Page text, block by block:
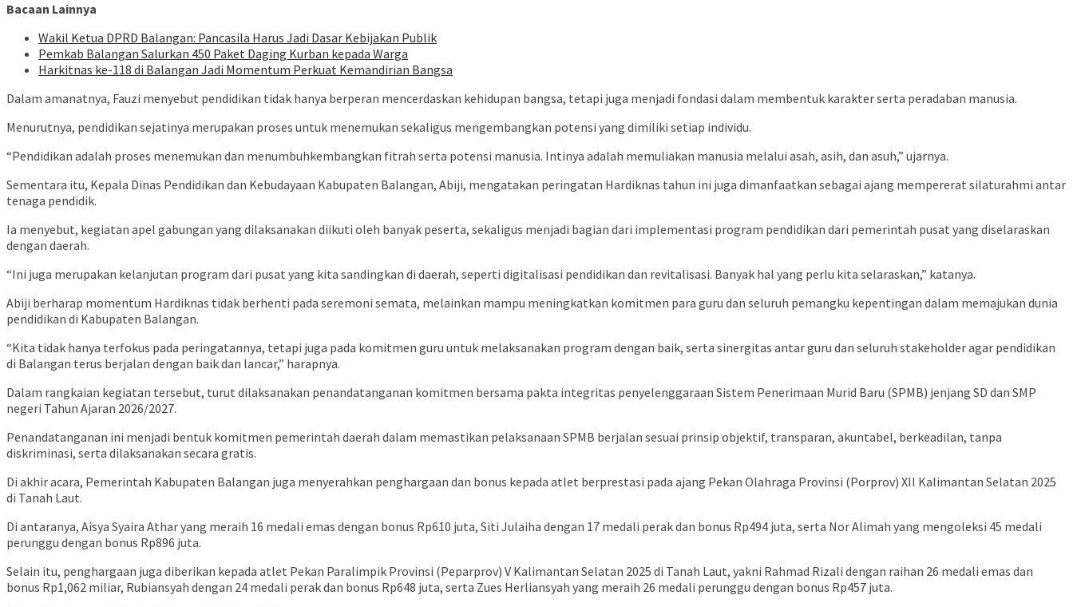
Bacaan Lainnya
Wakil Ketua DPRD Balangan: Pancasila Harus Jadi Dasar Kebijakan Publik
Pemkab Balangan Salurkan 450 Paket Daging Kurban kepada Warga
Harkitnas ke-118 di Balangan Jadi Momentum Perkuat Kemandirian Bangsa
Dalam amanatnya, Fauzi menyebut pendidikan tidak hanya berperan mencerdaskan kehidupan bangsa, tetapi juga menjadi fondasi dalam membentuk karakter serta peradaban manusia.
Menurutnya, pendidikan sejatinya merupakan proses untuk menemukan sekaligus mengembangkan potensi yang dimiliki setiap individu.
“Pendidikan adalah proses menemukan dan menumbuhkembangkan fitrah serta potensi manusia. Intinya adalah memuliakan manusia melalui asah, asih, dan asuh,” ujarnya.
Sementara itu, Kepala Dinas Pendidikan dan Kebudayaan Kabupaten Balangan, Abiji, mengatakan peringatan Hardiknas tahun ini juga dimanfaatkan sebagai ajang mempererat silaturahmi antar
tenaga pendidik.
Ia menyebut, kegiatan apel gabungan yang dilaksanakan diikuti oleh banyak peserta, sekaligus menjadi bagian dari implementasi program pendidikan dari pemerintah pusat yang diselaraskan
dengan daerah.
“Ini juga merupakan kelanjutan program dari pusat yang kita sandingkan di daerah, seperti digitalisasi pendidikan dan revitalisasi. Banyak hal yang perlu kita selaraskan,” katanya.
Abiji berharap momentum Hardiknas tidak berhenti pada seremoni semata, melainkan mampu meningkatkan komitmen para guru dan seluruh pemangku kepentingan dalam memajukan dunia
pendidikan di Kabupaten Balangan.
“Kita tidak hanya terfokus pada peringatannya, tetapi juga pada komitmen guru untuk melaksanakan program dengan baik, serta sinergitas antar guru dan seluruh stakeholder agar pendidikan
di Balangan terus berjalan dengan baik dan lancar,” harapnya.
Dalam rangkaian kegiatan tersebut, turut dilaksanakan penandatanganan komitmen bersama pakta integritas penyelenggaraan Sistem Penerimaan Murid Baru (SPMB) jenjang SD dan SMP
negeri Tahun Ajaran 2026/2027.
Penandatanganan ini menjadi bentuk komitmen pemerintah daerah dalam memastikan pelaksanaan SPMB berjalan sesuai prinsip objektif, transparan, akuntabel, berkeadilan, tanpa
diskriminasi, serta dilaksanakan secara gratis.
Di akhir acara, Pemerintah Kabupaten Balangan juga menyerahkan penghargaan dan bonus kepada atlet berprestasi pada ajang Pekan Olahraga Provinsi (Porprov) XII Kalimantan Selatan 2025
di Tanah Laut.
Di antaranya, Aisya Syaira Athar yang meraih 16 medali emas dengan bonus Rp610 juta, Siti Julaiha dengan 17 medali perak dan bonus Rp494 juta, serta Nor Alimah yang mengoleksi 45 medali
perunggu dengan bonus Rp896 juta.
Selain itu, penghargaan juga diberikan kepada atlet Pekan Paralimpik Provinsi (Peparprov) V Kalimantan Selatan 2025 di Tanah Laut, yakni Rahmad Rizali dengan raihan 26 medali emas dan
bonus Rp1,062 miliar, Rubiansyah dengan 24 medali perak dan bonus Rp648 juta, serta Zues Herliansyah yang meraih 26 medali perunggu dengan bonus Rp457 juta.